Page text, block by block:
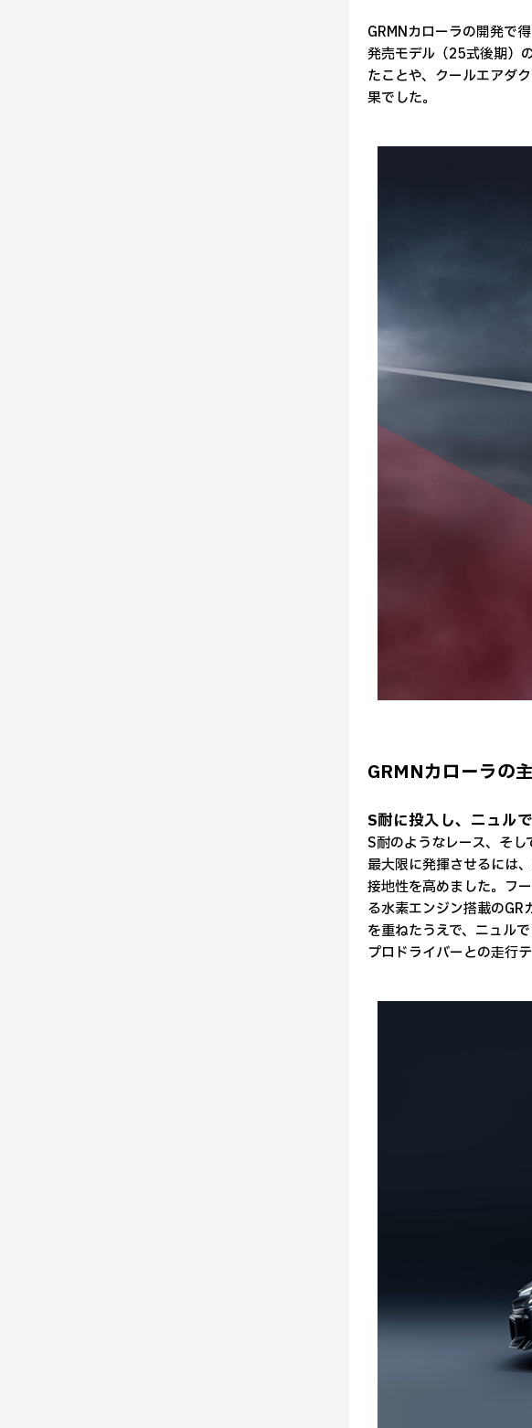
GRMNカローラの開発で
発売モデル（25式後期）
たことや、クールエアダ
果でした。
GRMNカローラの
S耐に投入し、ニュル
S耐のようなレース、そ
最大限に発揮させるには
接地性を高めました。フ
る水素エンジン搭載の
を重ねたうえで、ニュル
プロドライバーとの走行